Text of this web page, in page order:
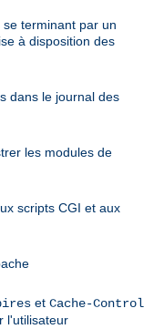
terminant par un
à disposition des
dans le journal des
les modules de
scripts CGI et aux
et Cache-Control
l'utilisateur